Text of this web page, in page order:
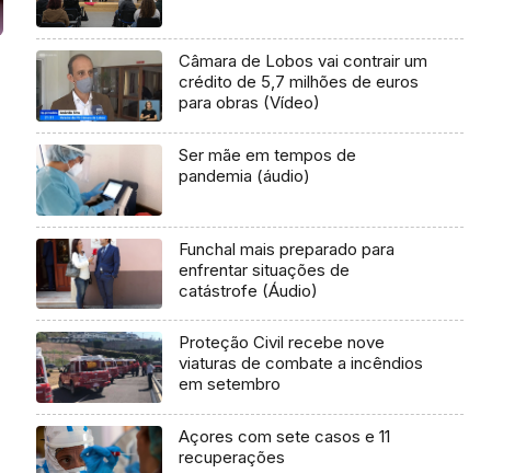
Câmara de Lobos vai contrair um
crédito de 5,7 milhões de euros
para obras (Vídeo)
Ser mãe em tempos de
pandemia (áudio)
Funchal mais preparado para
enfrentar situações de
catástrofe (Áudio)
Proteção Civil recebe nove
viaturas de combate a incêndios
em setembro
Açores com sete casos e 11
recuperações